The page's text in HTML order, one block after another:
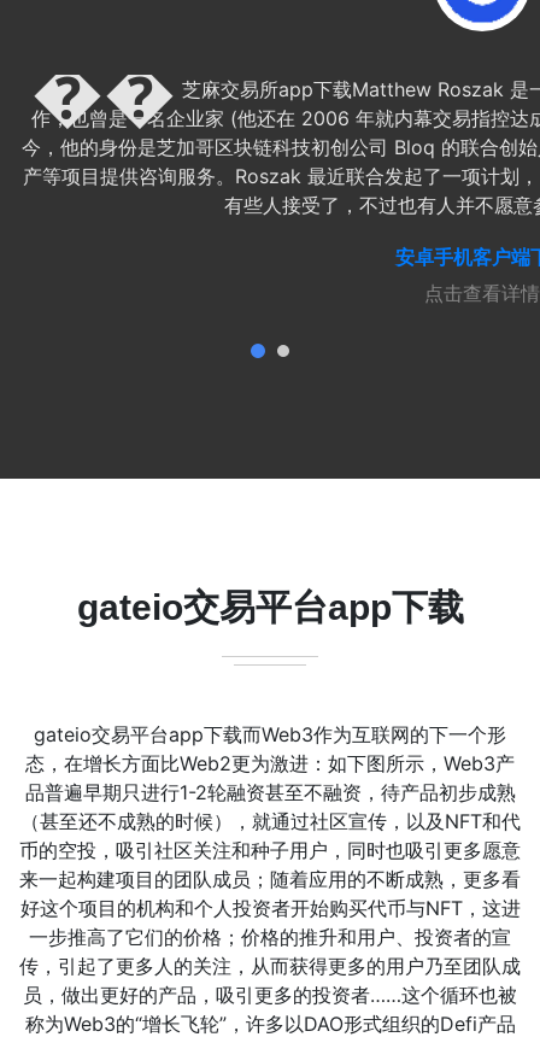
芝麻交易所app下载Matthew Roszak 是
作，也曾是一名企业家 (他还在 2006 年就内幕交易指控
今，他的身份是芝加哥区块链科技初创公司 Bloq 的联合创
产等项目提供咨询服务。Roszak 最近联合发起了一项计划
有些人接受了，不过也有人并不愿
安卓手机客户端
点击查看详情
gateio交易平台app下载
gateio交易平台app下载而Web3作为互联网的下一个形
态，在增长方面比Web2更为激进：如下图所示，Web3产
品普遍早期只进行1-2轮融资甚至不融资，待产品初步成熟
（甚至还不成熟的时候），就通过社区宣传，以及NFT和代
币的空投，吸引社区关注和种子用户，同时也吸引更多愿意
来一起构建项目的团队成员；随着应用的不断成熟，更多看
好这个项目的机构和个人投资者开始购买代币与NFT，这进
一步推高了它们的价格；价格的推升和用户、投资者的宣
传，引起了更多人的关注，从而获得更多的用户乃至团队成
员，做出更好的产品，吸引更多的投资者……这个循环也被
称为Web3的“增长飞轮”，许多以DAO形式组织的Defi产品